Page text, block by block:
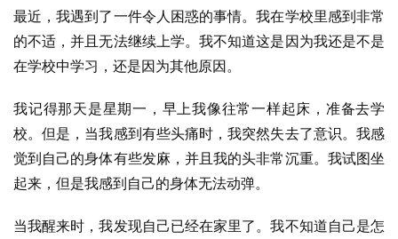
最近，我遇到了一件令人困惑的事情。我在学校里感到非常
的不适，并且无法继续上学。我不知道这是因为我还是不是
在学校中学习，还是因为其他原因。
我记得那天是星期一，早上我像往常一样起床，准备去学
校。但是，当我感到有些头痛时，我突然失去了意识。我感
觉到自己的身体有些发麻，并且我的头非常沉重。我试图坐
起来，但是我感到自己的身体无法动弹。
当我醒来时，我发现自己已经在家里了。我不知道自己是怎